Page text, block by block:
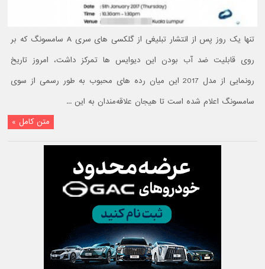
تنها یک روز پس از انتشار تبلیغی از گلکسی های سری A سامسونگ که بر
روی قابلیت ضد آب بودن این دیوایس ها تمرکز داشت، امروز تاریخ
رونمایی از مدل 2017 این میان رده های محبوب به طور رسمی از سوی
سامسونگ اعلام شده است تا هیجان علاقه‌مندان به این ...
متن کامل »